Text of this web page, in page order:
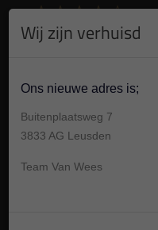
8.9
Wij zijn verhuisd
Ons nieuwe adres is;
Buitenplaatsweg 7
3833 AG Leusden
Team Van Wees